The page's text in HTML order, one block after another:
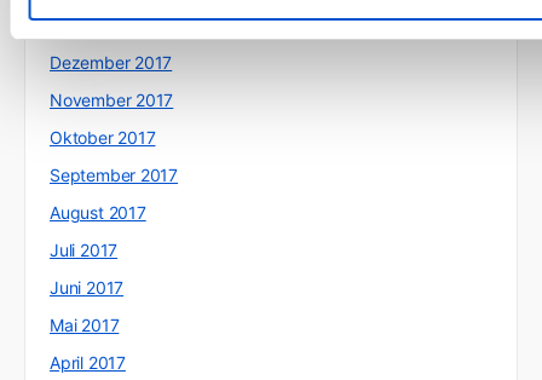
Januar 2018
Dezember 2017
November 2017
Oktober 2017
September 2017
August 2017
Juli 2017
Juni 2017
Mai 2017
April 2017